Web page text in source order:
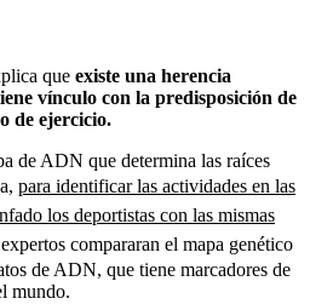
que existe una herencia
vínculo con la predisposición de
de ejercicio.
de ADN que determina las raíces
para identificar las actividades en las
los deportistas con las mismas
compararan el mapa genético
de ADN, que tiene marcadores de
mundo.